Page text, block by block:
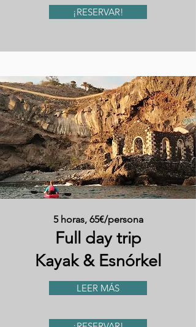
¡RESERVAR!
5 horas, 65€/persona
Full day trip
Kayak & Esnórkel
LEER MÁS